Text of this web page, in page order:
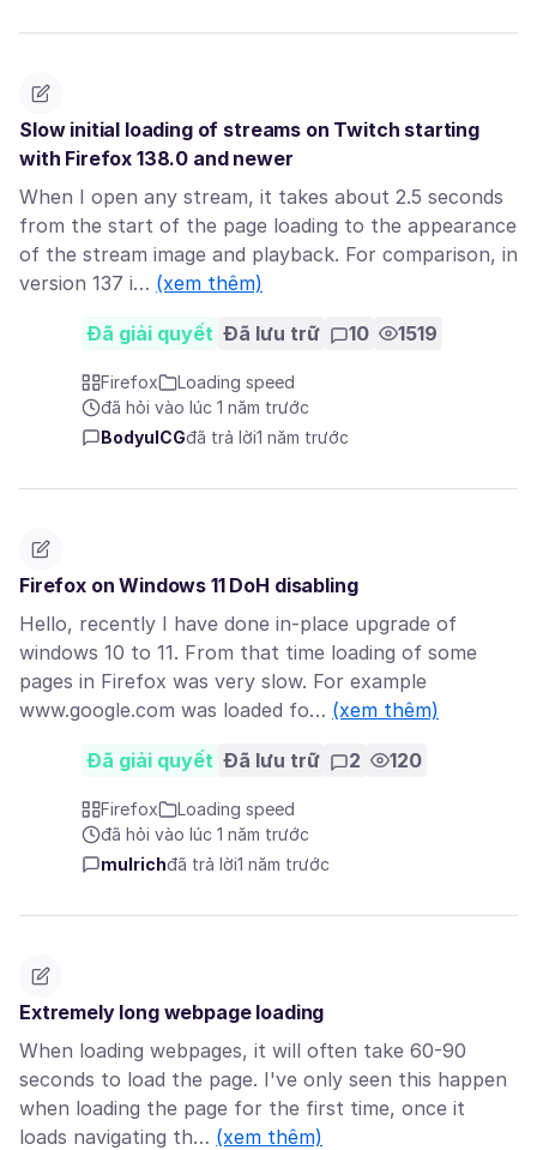
Slow initial loading of streams on Twitch starting
with Firefox 138.0 and newer
When I open any stream, it takes about 2.5 seconds
from the start of the page loading to the appearance
of the stream image and playback. For comparison, in
version 137 i… (xem thêm)
Đã giải quyết Đã lưu trữ 10 1519
Firefox
Loading speed
đã hỏi vào lúc 1 năm trước
BodyulCGđã trả lời1 năm trước
Firefox on Windows 11 DoH disabling
Hello, recently I have done in-place upgrade of
windows 10 to 11. From that time loading of some
pages in Firefox was very slow. For example
www.google.com was loaded fo… (xem thêm)
Đã giải quyết Đã lưu trữ 2 120
Firefox
Loading speed
đã hỏi vào lúc 1 năm trước
mulrichđã trả lời1 năm trước
Extremely long webpage loading
When loading webpages, it will often take 60-90
seconds to load the page. I've only seen this happen
when loading the page for the first time, once it
loads navigating th… (xem thêm)